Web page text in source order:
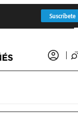
Suscríbete